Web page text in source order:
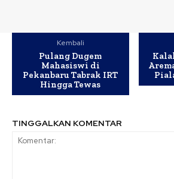
Kembali
Pulang Dugem
Mahasiswi di
Pekanbaru Tabrak IRT
Hingga Tewas
TINGGALKAN KOMENTAR